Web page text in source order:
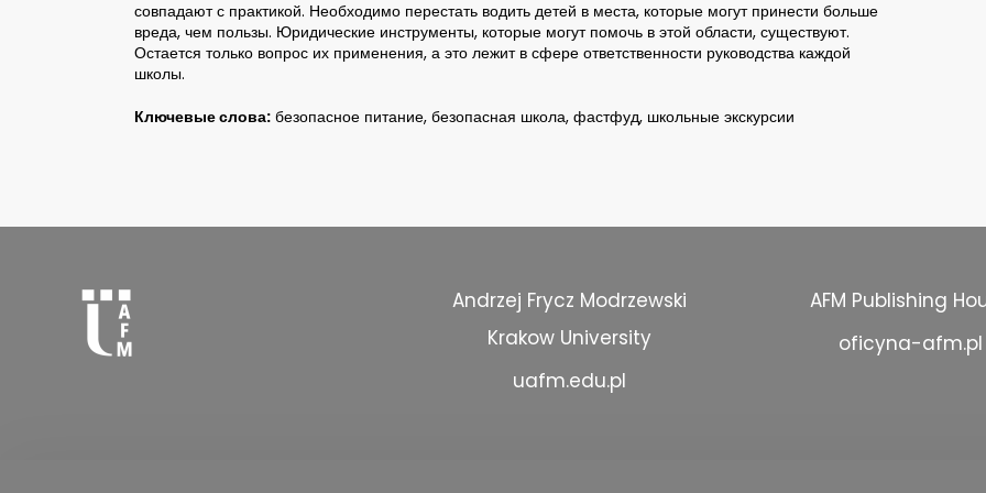
совпадают с практикой. Необходимо перестать водить детей в места, которые могут принести больше
вреда, чем пользы. Юридические инструменты, которые могут помочь в этой области, существуют.
Остается только вопрос их применения, а это лежит в сфере ответственности руководства каждой
школы.
Ключевые слова: безопасное питание, безопасная школа, фастфуд, школьные экскурсии
Andrzej Frycz Modrzewski
Krakow University
uafm.edu.pl
AFM Publishing
oficyna-afm.pl